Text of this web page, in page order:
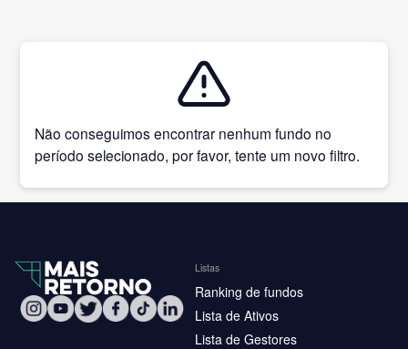
Não conseguimos encontrar nenhum fundo no
período selecionado, por favor, tente um novo filtro.
Listas
Ranking de fundos
Lista de Ativos
Lista de Gestores